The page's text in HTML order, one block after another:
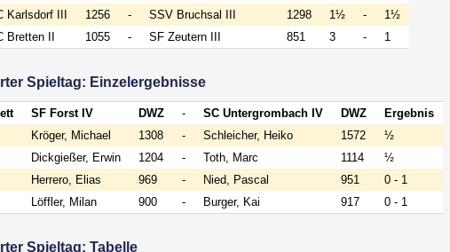
Karlsdorf III
1256 - SSV Bruchsal III 1298 1½ -
1½
Bretten II
1055 - SF Zeutern III 851 3 - 1
Spieltag: Einzelergebnisse
SF Forst IV DWZ - SC Untergrombach IV DWZ
Ergebnis
Kröger, Michael 1308 - Schleicher, Heiko 1572
½
Dickgießer, Erwin 1204 - Toth, Marc 1114
½
Herrero, Elias 969 - Nied, Pascal 951
0 - 1
Löffler, Milan 900 - Burger, Kai 917 0 - 1
Spieltag: Tabelle